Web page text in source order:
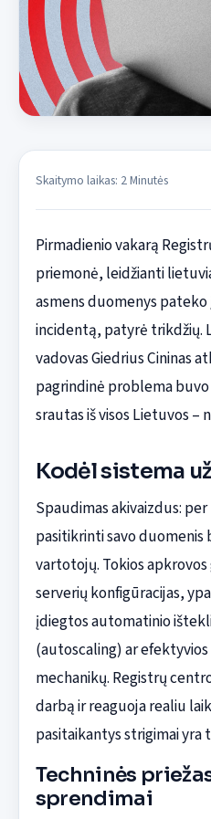
Skaitymo laikas: 2 Minutės
Pirmadienio vakarą
priemonė, leidžianti
asmens duomenys
incidentą, patyrė trikdžių.
vadovas Giedrius Cininas
pagrindinė problema
srautas iš visos Lietuvos –
Kodėl sistema
Spaudimas akivaizdus:
pasitikrinti savo
vartotojų. Tokios
serverių konfigūracijas,
įdiegtos automatinio
(autoscaling) ar
mechanikų. Registrų
darbą ir reaguoja realiu
pasitaikantys strigimai yra
Techninės
sprendimai